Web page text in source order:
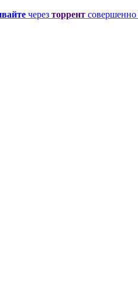
через торрент совершенно